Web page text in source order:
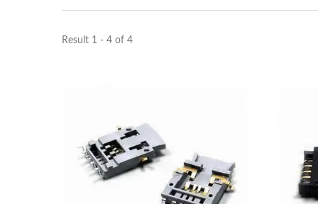
Result 1 - 4 of 4